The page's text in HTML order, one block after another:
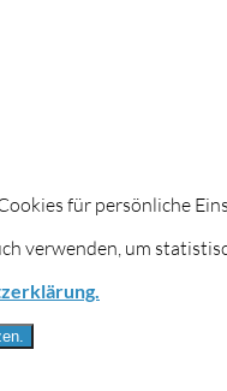
für persönliche
verwenden, um